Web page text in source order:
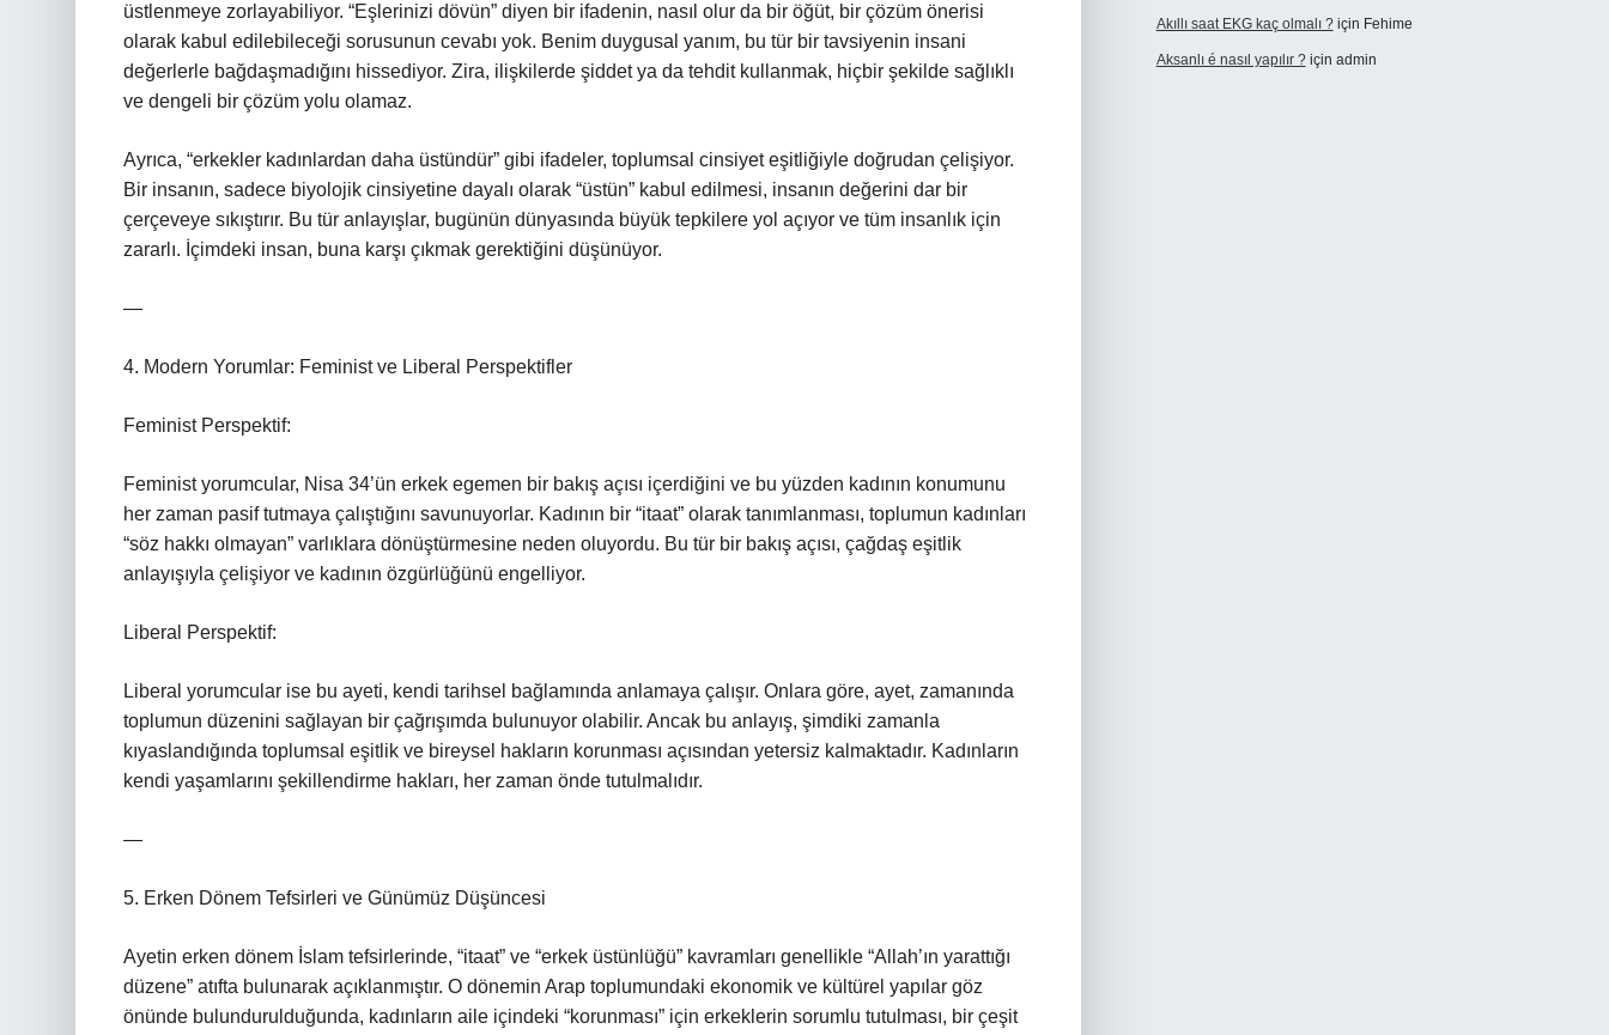
üstlenmeye zorlayabiliyor. “Eşlerinizi dövün” diyen bir ifadenin, nasıl olur da bir öğüt, bir çözüm önerisi
olarak kabul edilebileceği sorusunun cevabı yok. Benim duygusal yanım, bu tür bir tavsiyenin insani
değerlerle bağdaşmadığını hissediyor. Zira, ilişkilerde şiddet ya da tehdit kullanmak, hiçbir şekilde sağlıklı
ve dengeli bir çözüm yolu olamaz.
Ayrıca, “erkekler kadınlardan daha üstündür” gibi ifadeler, toplumsal cinsiyet eşitliğiyle doğrudan çelişiyor.
Bir insanın, sadece biyolojik cinsiyetine dayalı olarak “üstün” kabul edilmesi, insanın değerini dar bir
çerçeveye sıkıştırır. Bu tür anlayışlar, bugünün dünyasında büyük tepkilere yol açıyor ve tüm insanlık için
zararlı. İçimdeki insan, buna karşı çıkmak gerektiğini düşünüyor.
—
4. Modern Yorumlar: Feminist ve Liberal Perspektifler
Feminist Perspektif:
Feminist yorumcular, Nisa 34’ün erkek egemen bir bakış açısı içerdiğini ve bu yüzden kadının konumunu
her zaman pasif tutmaya çalıştığını savunuyorlar. Kadının bir “itaat” olarak tanımlanması, toplumun kadınları
“söz hakkı olmayan” varlıklara dönüştürmesine neden oluyordu. Bu tür bir bakış açısı, çağdaş eşitlik
anlayışıyla çelişiyor ve kadının özgürlüğünü engelliyor.
Liberal Perspektif:
Liberal yorumcular ise bu ayeti, kendi tarihsel bağlamında anlamaya çalışır. Onlara göre, ayet, zamanında
toplumun düzenini sağlayan bir çağrışımda bulunuyor olabilir. Ancak bu anlayış, şimdiki zamanla
kıyaslandığında toplumsal eşitlik ve bireysel hakların korunması açısından yetersiz kalmaktadır. Kadınların
kendi yaşamlarını şekillendirme hakları, her zaman önde tutulmalıdır.
—
5. Erken Dönem Tefsirleri ve Günümüz Düşüncesi
Ayetin erken dönem İslam tefsirlerinde, “itaat” ve “erkek üstünlüğü” kavramları genellikle “Allah’ın yarattığı
düzene” atıfta bulunarak açıklanmıştır. O dönemin Arap toplumundaki ekonomik ve kültürel yapılar göz
önünde bulundurulduğunda, kadınların aile içindeki “korunması” için erkeklerin sorumlu tutulması, bir çeşit
Akıllı saat EKG kaç olmalı ?için Fehime
Aksanlı é nasıl yapılır ?için admin